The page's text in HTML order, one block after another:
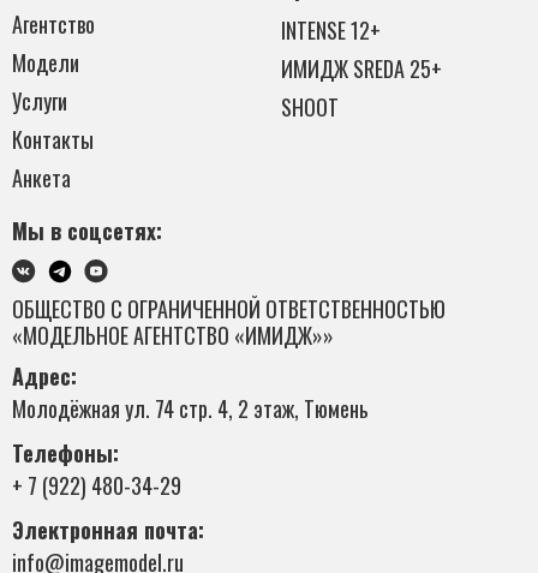
Агентство
Модели
Услуги
Контакты
Анкета
INTENSE 12+
ИМИДЖ SREDA 25+
SHOOT
Мы в соцсетях:
ОБЩЕСТВО С ОГРАНИЧЕННОЙ ОТВЕТСТВЕННОСТЬЮ
«МОДЕЛЬНОЕ АГЕНТСТВО «ИМИДЖ»»
Адрес:
Молодёжная ул. 74 стр. 4, 2 этаж, Тюмень
Телефоны:
+ 7 (922) 480-34-29
Электронная почта:
info@imagemodel.ru